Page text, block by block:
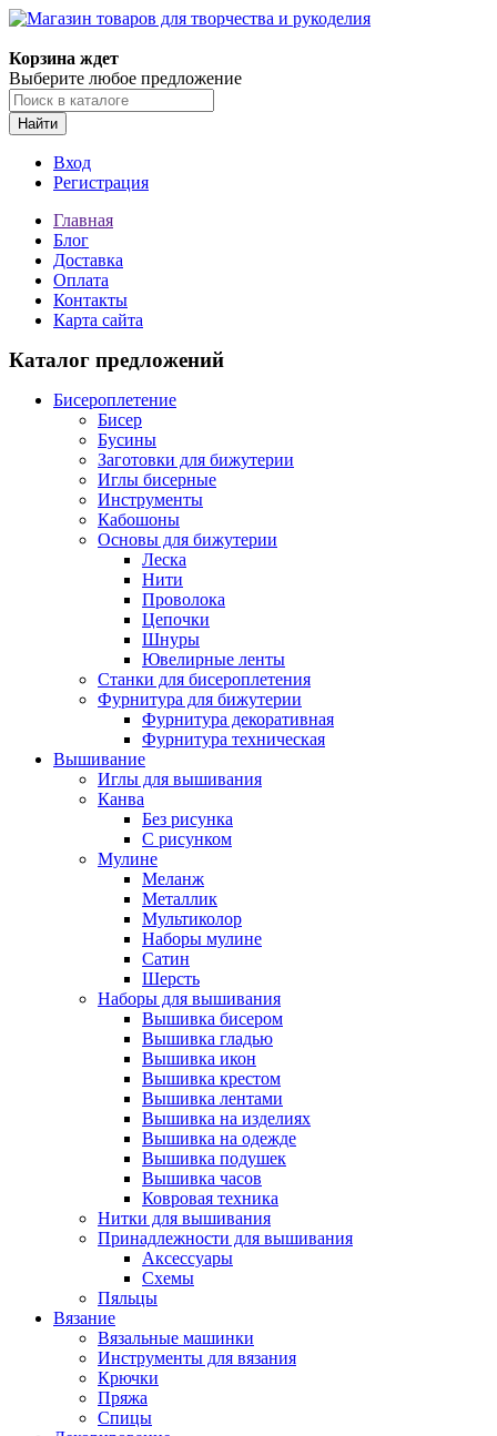
Корзина ждет
Выберите любое предложение
Найти
Вход
Регистрация
Главная
Блог
Доставка
Оплата
Контакты
Карта сайта
Каталог предложений
Бисероплетение
Бисер
Бусины
Заготовки для бижутерии
Иглы бисерные
Инструменты
Кабошоны
Основы для бижутерии
Леска
Нити
Проволока
Цепочки
Шнуры
Ювелирные ленты
Станки для бисероплетения
Фурнитура для бижутерии
Фурнитура декоративная
Фурнитура техническая
Вышивание
Иглы для вышивания
Канва
Без рисунка
С рисунком
Мулине
Меланж
Металлик
Мультиколор
Наборы мулине
Сатин
Шерсть
Наборы для вышивания
Вышивка бисером
Вышивка гладью
Вышивка икон
Вышивка крестом
Вышивка лентами
Вышивка на изделиях
Вышивка на одежде
Вышивка подушек
Вышивка часов
Ковровая техника
Нитки для вышивания
Принадлежности для вышивания
Аксессуары
Схемы
Пяльцы
Вязание
Вязальные машинки
Инструменты для вязания
Крючки
Пряжа
Спицы